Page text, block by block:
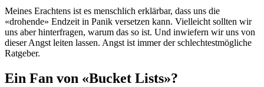
Meines Erachtens ist es menschlich erklärbar, dass uns die
«drohende» Endzeit in Panik versetzen kann. Vielleicht sollten wir
uns aber hinterfragen, warum das so ist. Und inwiefern wir uns von
dieser Angst leiten lassen. Angst ist immer der schlechtestmögliche
Ratgeber.
Ein Fan von «Bucket Lists»?